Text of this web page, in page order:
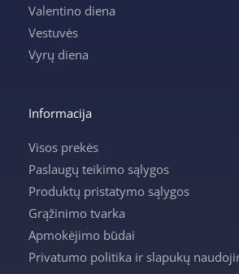
Valentino diena
Vestuvės
Vyrų diena
Informacija
Visos prekės
Paslaugų teikimo sąlygos
Produktų pristatymo sąlygos
Grąžinimo tvarka
Apmokėjimo būdai
Privatumo politika ir slapukų